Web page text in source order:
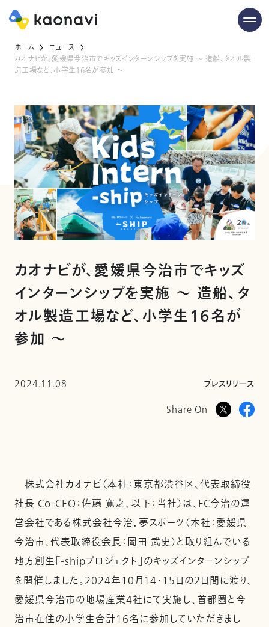
ホーム
ニュース
カオナビが、愛媛県今治市でキッズインターンシップを実施 〜 造船、タオル製
造工場など、小学生16名が参加 〜
カオナビが、愛媛県今治市でキッズ
インターンシップを実施 〜 造船、タ
オル製造工場など、小学生16名が
参加 〜
2024.11.08 プレスリリース
Share On
株式会社カオナビ（本社：東京都渋谷区、代表取締役
社長 Co-CEO：佐藤 寛之、以下：当社）は、FC今治の運
営会社である株式会社今治．夢スポーツ（本社：愛媛県
今治市、代表取締役会長：岡田 武史）と取り組んでいる
地方創生「-shipプロジェクト」のキッズインターンシップ
を開催しました。2024年10月14・15日の2日間に渡り、
愛媛県今治市の地場産業4社にて実施し、首都圏と今
治市在住の小学生合計16名に参加していただきまし